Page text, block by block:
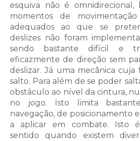
esquiva não é omnidirecional,
momentos de
adequados ao que se
deslizes não foram
sendo bastante difícil e
eficazmente de direção sem
deslizar. Já uma mecânica
salto. Para além de se poder
obstáculo ao nível da cintura,
no jogo. Isto limita
navegação, de posicionamento
a aplicar em combate. Isto
sentido quando existem